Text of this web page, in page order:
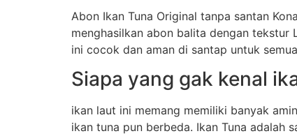
Abon Ikan Tuna Original tanpa santan
menghasilkan abon balita dengan tekstur
ini cocok dan aman di santap untuk
Siapa yang gak kenal
ikan laut ini memang memiliki banyak
ikan tuna pun berbeda. Ikan Tuna adalah